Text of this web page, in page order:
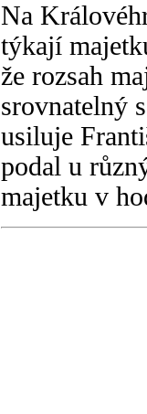
Na
týkají
že rozsah
srovnatelný
usiluje
podal u
majetku v